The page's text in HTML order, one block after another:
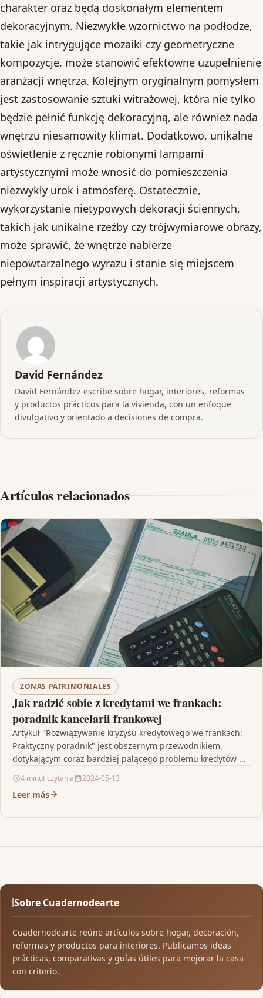
charakter oraz będą doskonałym elementem
dekoracyjnym. Niezwykłe wzornictwo na podłodze,
takie jak intrygujące mozaiki czy geometryczne
kompozycje, może stanowić efektowne uzupełnienie
aranżacji wnętrza. Kolejnym oryginalnym pomysłem
jest zastosowanie sztuki witrażowej, która nie tylko
będzie pełnić funkcję dekoracyjną, ale również nada
wnętrzu niesamowity klimat. Dodatkowo, unikalne
oświetlenie z ręcznie robionymi lampami
artystycznymi może wnosić do pomieszczenia
niezwykły urok i atmosferę. Ostatecznie,
wykorzystanie nietypowych dekoracji ściennych,
takich jak unikalne rzeźby czy trójwymiarowe obrazy,
może sprawić, że wnętrze nabierze
niepowtarzalnego wyrazu i stanie się miejscem
pełnym inspiracji artystycznych.
David Fernández
David Fernández escribe sobre hogar, interiores, reformas
y productos prácticos para la vivienda, con un enfoque
divulgativo y orientado a decisiones de compra.
Artículos relacionados
ZONAS PATRIMONIALES
Jak radzić sobie z kredytami we frankach:
poradnik kancelarii frankowej
Artykuł "Rozwiązywanie kryzysu kredytowego we frankach:
Praktyczny poradnik" jest obszernym przewodnikiem,
dotykającym coraz bardziej palącego problemu kredytów we
4 minut czytania 2024-05-13
Leer más
Sobre Cuadernodearte
Cuadernodearte reúne artículos sobre hogar, decoración,
reformas y productos para interiores. Publicamos ideas
prácticas, comparativas y guías útiles para mejorar la casa
con criterio.